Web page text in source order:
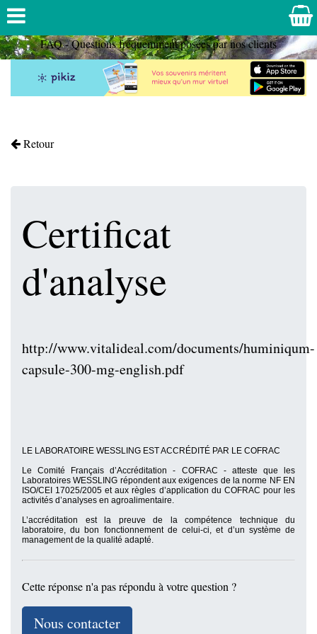
FAQ - Questions fréquemment posées par nos clients
Retour
Certificat
d'analyse
http://www.vitalideal.com/documents/huminiqum-
capsule-300-mg-english.pdf
LE LABORATOIRE WESSLING EST ACCRÉDITÉ PAR LE COFRAC
Le Comité Français d’Accréditation - COFRAC - atteste que les
Laboratoires WESSLING répondent aux exigences de la norme NF EN
ISO/CEI 17025/2005 et aux règles d’application du COFRAC pour les
activités d’analyses en agroalimentaire.
L’accréditation est la preuve de la compétence technique du
laboratoire, du bon fonctionnement de celui-ci, et d’un système de
management de la qualité adapté.
Cette réponse n'a pas répondu à votre question ?
Nous contacter